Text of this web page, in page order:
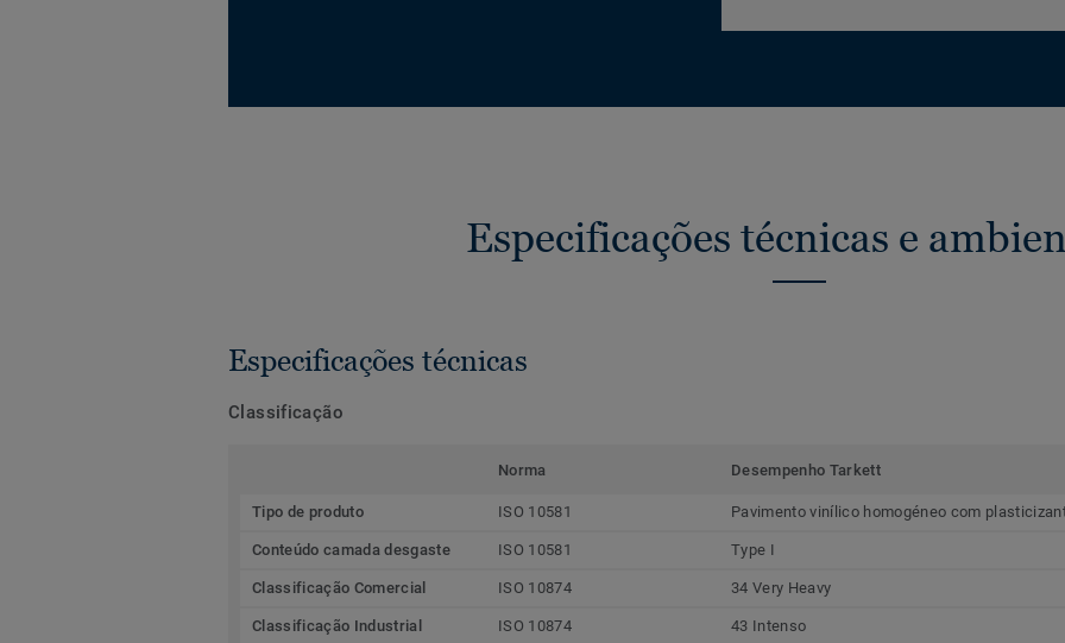
Especificações técnicas e
Especificações técnicas
Classificação
Norma Desempenho Tarkett
Tipo de produto ISO 10581 Pavimento vinílico homogéneo com
Conteúdo camada desgaste ISO 10581 Type I
Classificação Comercial ISO 10874 34 Very Heavy
Classificação Industrial ISO 10874 43 Intenso